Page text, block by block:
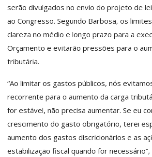
serão divulgados no envio do projeto de
ao Congresso. Segundo Barbosa, os
clareza no médio e longo prazo para a
Orçamento e evitarão pressões para o
tributária.
“Ao limitar os gastos públicos, nós
recorrente para o aumento da carga
for estável, não precisa aumentar. Se eu
crescimento do gasto obrigatório, terei
aumento dos gastos discricionários e as
estabilização fiscal quando for